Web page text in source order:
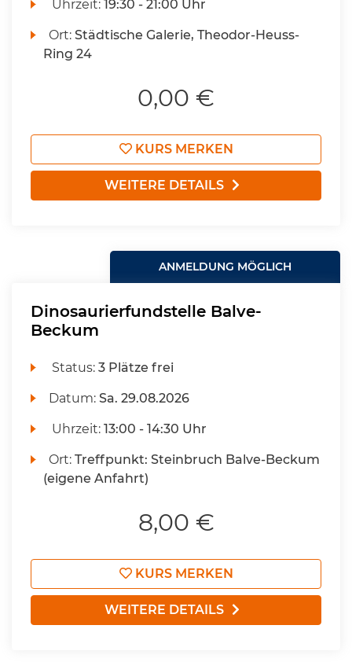
Uhrzeit:19:30 - 21:00 Uhr
Ort:Städtische Galerie, Theodor-Heuss-
Ring 24
0,00 €
KURS MERKEN
WEITERE DETAILS
ANMELDUNG MÖGLICH
Dinosaurierfundstelle Balve-
Beckum
Status:3 Plätze frei
Datum:Sa. 29.08.2026
Uhrzeit:13:00 - 14:30 Uhr
Ort:Treffpunkt: Steinbruch Balve-Beckum
(eigene Anfahrt)
8,00 €
KURS MERKEN
WEITERE DETAILS